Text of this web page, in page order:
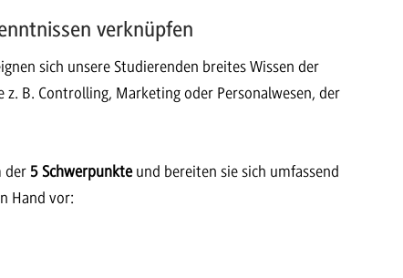
verknüpfen
sich unsere Studierenden breites Wissen der
z. B. Controlling, Marketing oder Personalwesen, der
der 5 Schwerpunkteund bereiten sie sich umfassend
Hand vor: